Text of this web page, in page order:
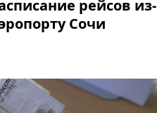
рейсов из-
Сочи